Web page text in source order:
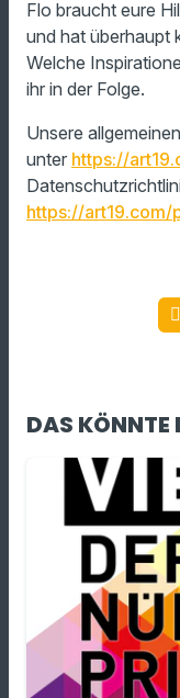
00:00
Flo braucht eure
und hat überhaupt
Welche
ihr in der Folge.
Unsere
unter https://
https://
DAS KÖNNTE